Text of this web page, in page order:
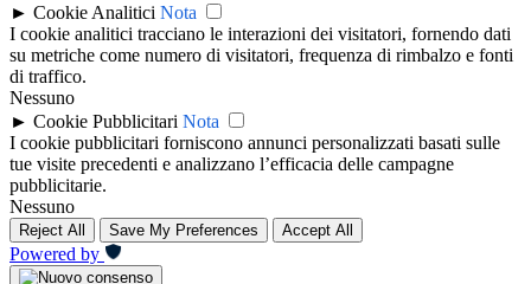
► Cookie Analitici Nota
I cookie analitici tracciano le interazioni dei visitatori, fornendo dati
su metriche come numero di visitatori, frequenza di rimbalzo e fonti
di traffico.
Nessuno
► Cookie Pubblicitari Nota
I cookie pubblicitari forniscono annunci personalizzati basati sulle
tue visite precedenti e analizzano l’efficacia delle campagne
pubblicitarie.
Nessuno
Reject All Save My Preferences Accept All
Powered by